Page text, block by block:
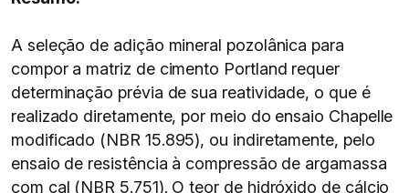
A seleção de adição mineral pozolânica para
compor a matriz de cimento Portland requer
determinação prévia de sua reatividade, o que é
realizado diretamente, por meio do ensaio Chapelle
modificado (NBR 15.895), ou indiretamente, pelo
ensaio de resistência à compressão de argamassa
com cal (NBR 5.751). O teor de hidróxido de cálcio